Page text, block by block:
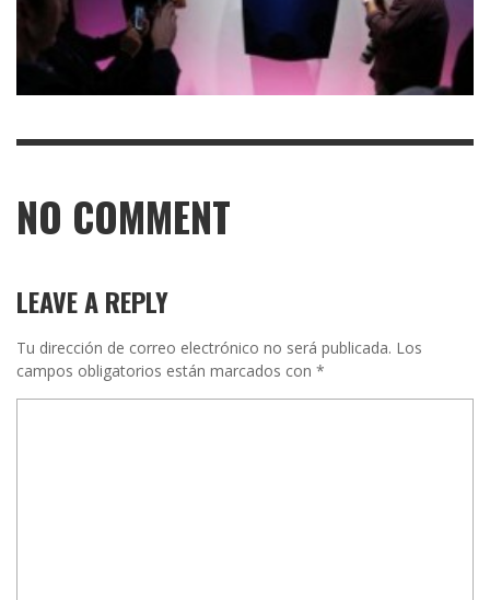
NO COMMENT
LEAVE A REPLY
Tu dirección de correo electrónico no será publicada. Los
campos obligatorios están marcados con *